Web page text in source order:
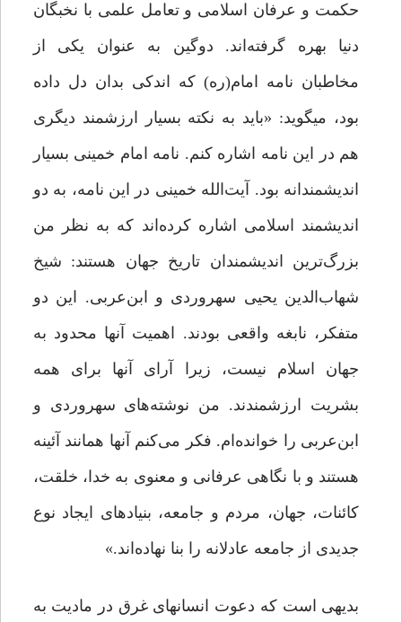
حکمت و عرفان اسلامی و تعامل علمی با نخبگان
دنیا بهره گرفته‌اند. دوگین به­ عنوان یکی از
مخاطبان نامه امام­(ره) که اندکی بدان دل داده
بود،‌ می­گوید: «باید به نکته بسیار ارزشمند دیگری
هم در این نامه اشاره کنم. نامه امام خمینی بسیار
اندیشمندانه بود. آیت‌الله خمینی در این نامه، به دو
اندیشمند اسلامی اشاره کرده‌اند که به نظر من
بزرگ‌ترین اندیشمندان تاریخ جهان هستند: شیخ
شهاب‌الدین یحیی سهروردی و ابن‌عربی. این دو
متفکر، نابغه واقعی بودند. اهمیت آنها محدود به
جهان اسلام نیست، زیرا آرای آنها برای همه
بشریت ارزشمندند. من نوشته‌های سهروردی و
ابن‌عربی را خوانده‌ام. فکر می‌کنم آنها همانند آئینه
هستند و با نگاهی عرفانی و معنوی به خدا، خلقت،
کائنات، جهان، مردم و جامعه، بنیادهای ایجاد نوع
جدیدی از جامعه عادلانه را بنا نهاده‌اند.»
بدیهی است که دعوت انسان­های غرق در مادیت به